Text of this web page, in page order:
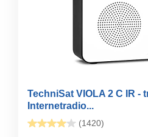
TechniSat VIOLA 2 C IR -
Internetradio...
(1420)